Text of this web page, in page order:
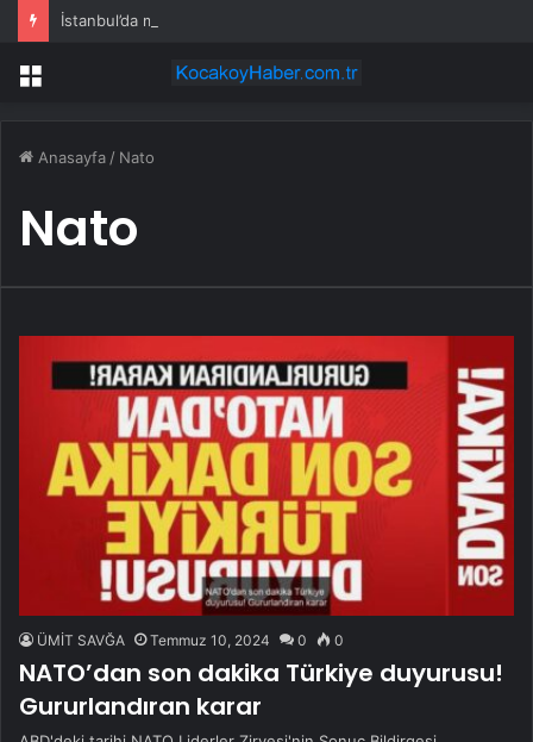
Menü
Anasayfa / Nato
Nato
ÜMİT SAVĞA Temmuz 10, 2024 0 0
NATO’dan son dakika Türkiye duyurusu!
Gururlandıran karar